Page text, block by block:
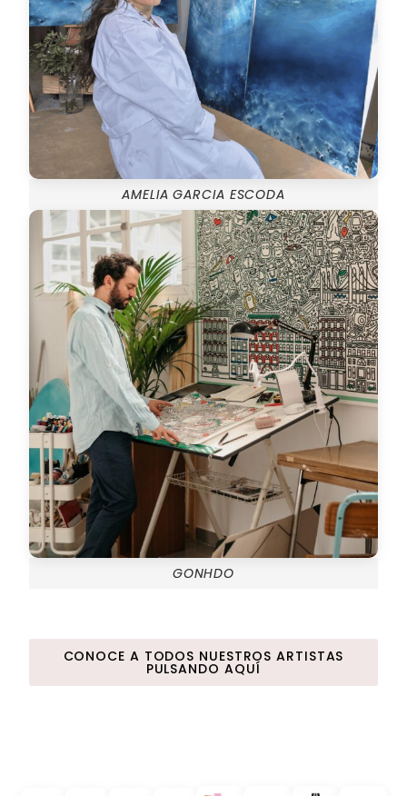
AMELIA GARCIA ESCODA
GONHDO
CONOCE A TODOS NUESTROS ARTISTAS
PULSANDO AQUÍ